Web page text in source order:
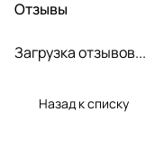
Отзывы
Загрузка отзывов...
Назад к списку